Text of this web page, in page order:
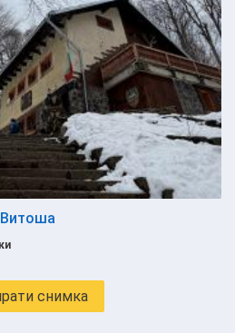
снимка